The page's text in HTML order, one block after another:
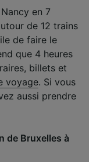
en 7
de 12 trains
de faire le
que 4 heures
billets et
voyage. Si vous
aussi prendre
de Bruxelles à